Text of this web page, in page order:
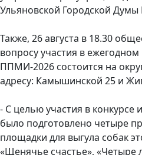
Ульяновской Городской
Также, 26 августа в 18.30
вопросу участия в
ППМИ-2026 состоится на
адресу: Камышинской 25 и
- С целью участия в конкурсе
было подготовлено четыре
площадки для выгула собак
«Щенячье счастье», «Четыре